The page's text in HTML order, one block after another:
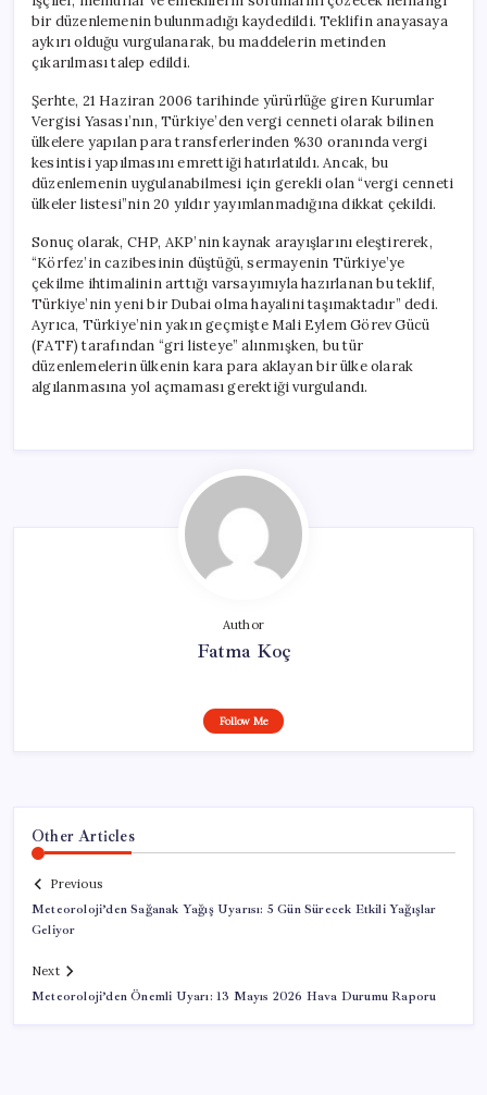
bir düzenlemenin bulunmadığı kaydedildi. Teklifin anayasaya
aykırı olduğu vurgulanarak, bu maddelerin metinden
çıkarılması talep edildi.
Şerhte, 21 Haziran 2006 tarihinde yürürlüğe giren Kurumlar
Vergisi Yasası’nın, Türkiye’den vergi cenneti olarak bilinen
ülkelere yapılan para transferlerinden %30 oranında vergi
kesintisi yapılmasını emrettiği hatırlatıldı. Ancak, bu
düzenlemenin uygulanabilmesi için gerekli olan “vergi cenneti
ülkeler listesi”nin 20 yıldır yayımlanmadığına dikkat çekildi.
Sonuç olarak, CHP, AKP’nin kaynak arayışlarını eleştirerek,
“Körfez’in cazibesinin düştüğü, sermayenin Türkiye’ye
çekilme ihtimalinin arttığı varsayımıyla hazırlanan bu teklif,
Türkiye’nin yeni bir Dubai olma hayalini taşımaktadır” dedi.
Ayrıca, Türkiye’nin yakın geçmişte Mali Eylem Görev Gücü
(FATF) tarafından “gri listeye” alınmışken, bu tür
düzenlemelerin ülkenin kara para aklayan bir ülke olarak
algılanmasına yol açmaması gerektiği vurgulandı.
Author
Fatma Koç
Follow Me
Other Articles
Previous
Meteoroloji’den Sağanak Yağış Uyarısı: 5 Gün Sürecek Etkili Yağışlar
Geliyor
Next
Meteoroloji’den Önemli Uyarı: 13 Mayıs 2026 Hava Durumu Raporu